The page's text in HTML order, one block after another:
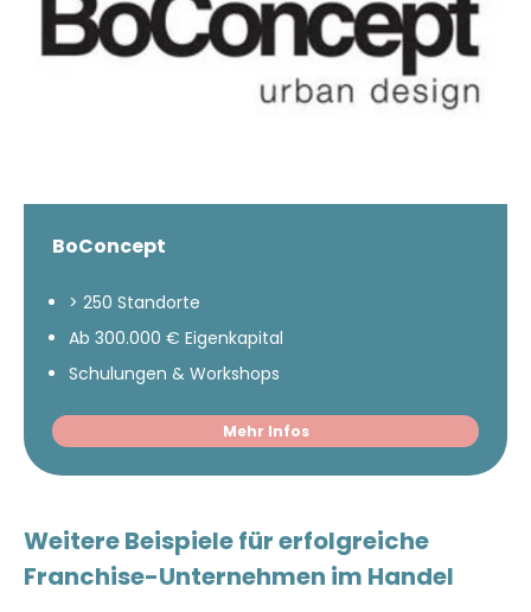
BoConcept
> 250 Standorte
Ab 300.000 € Eigenkapital
Schulungen & Workshops
Mehr Infos
Weitere Beispiele für erfolgreiche
Franchise-Unternehmen im Handel